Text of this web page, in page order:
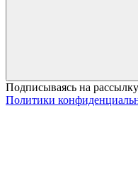
Подписываясь на
Политики